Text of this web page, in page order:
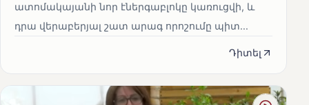
ատոմակայանի նոր էներգաբլոկը կառուցվի, և
դրա վերաբերյալ շատ արագ որոշումը պիտ...
Դիտել